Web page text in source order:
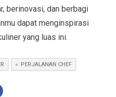
berinovasi, dan berbagi
dapat menginspirasi
yang luas ini.
PERJALANAN CHEF